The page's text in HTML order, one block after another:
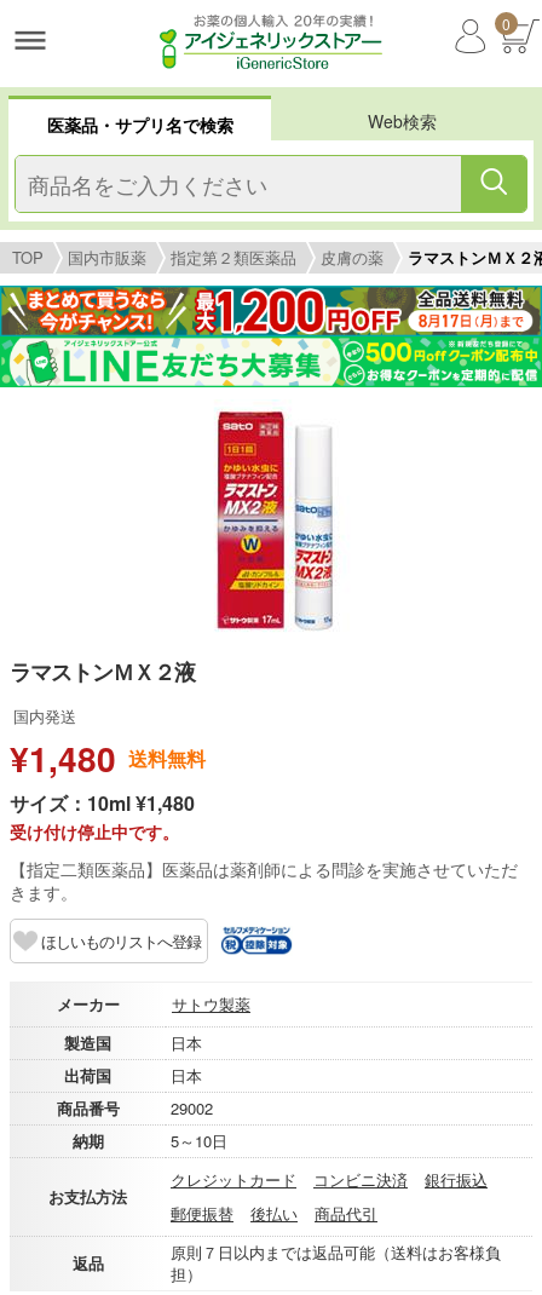
0
医薬品・サプリ名で検索 Web検索
TOP 国内市販薬 指定第２類医薬品 皮膚の薬 ラマストンＭＸ２
ラマストンＭＸ２液
国内発送
¥1,480 送料無料
サイズ：10ml ¥1,480
受け付け停止中です。
【指定二類医薬品】医薬品は薬剤師による問診を実施させていただ
きます。
ほしいものリストへ登録
メーカー
サトウ製薬
製造国
日本
出荷国
日本
商品番号
29002
納期
5～10日
お支払方法
クレジットカード コンビニ決済
銀行振込
郵便振替
後払い 商品代引
返品
原則７日以内までは返品可能（送料はお客様負
担）